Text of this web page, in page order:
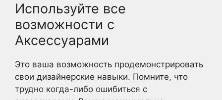
Используйте все
возможности с
Аксессуарами
Это ваша возможность продемонстрировать
свои дизайнерские навыки. Помните, что
трудно когда-либо ошибиться с